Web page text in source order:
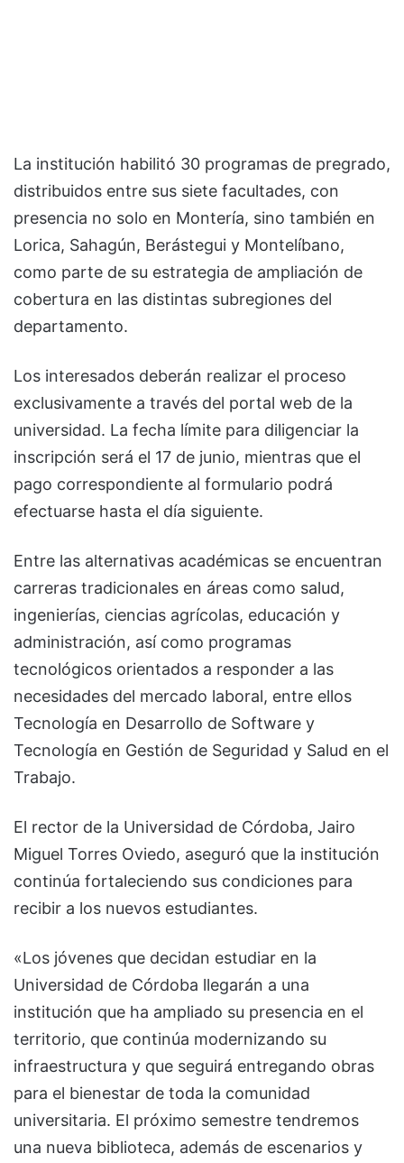
La institución habilitó 30 programas de pregrado,
distribuidos entre sus siete facultades, con
presencia no solo en Montería, sino también en
Lorica, Sahagún, Berástegui y Montelíbano,
como parte de su estrategia de ampliación de
cobertura en las distintas subregiones del
departamento.
Los interesados deberán realizar el proceso
exclusivamente a través del portal web de la
universidad. La fecha límite para diligenciar la
inscripción será el 17 de junio, mientras que el
pago correspondiente al formulario podrá
efectuarse hasta el día siguiente.
Entre las alternativas académicas se encuentran
carreras tradicionales en áreas como salud,
ingenierías, ciencias agrícolas, educación y
administración, así como programas
tecnológicos orientados a responder a las
necesidades del mercado laboral, entre ellos
Tecnología en Desarrollo de Software y
Tecnología en Gestión de Seguridad y Salud en el
Trabajo.
El rector de la Universidad de Córdoba, Jairo
Miguel Torres Oviedo, aseguró que la institución
continúa fortaleciendo sus condiciones para
recibir a los nuevos estudiantes.
«Los jóvenes que decidan estudiar en la
Universidad de Córdoba llegarán a una
institución que ha ampliado su presencia en el
territorio, que continúa modernizando su
infraestructura y que seguirá entregando obras
para el bienestar de toda la comunidad
universitaria. El próximo semestre tendremos
una nueva biblioteca, además de escenarios y